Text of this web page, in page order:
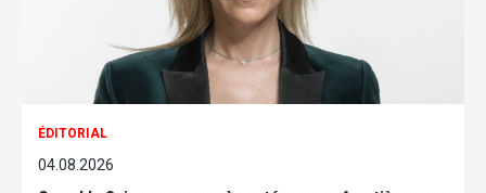
ÉDITORIAL
04.08.2026